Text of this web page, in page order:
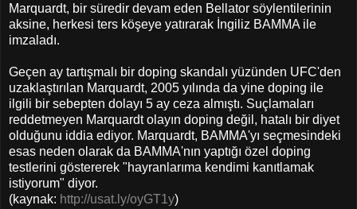
Marquardt, bir süredir devam eden Bellator söylentilerinin
aksine, herkesi ters köşeye yatırarak İngiliz BAMMA ile
imzaladı.
Geçen ay tartışmalı bir doping skandalı yüzünden UFC'den
uzaklaştırılan Marquardt, 2005 yılında da yine doping ile
ilgili bir sebepten dolayı 5 ay ceza almıştı. Suçlamaları
reddetmeyen Marquardt olayın doping değil, hatalı bir diyet
olduğunu iddia ediyor. Marquardt, BAMMA'yı seçmesindeki
esas neden olarak da BAMMA'nın yaptığı özel doping
testlerini göstererek "hayranlarıma kendimi kanıtlamak
istiyorum" diyor.
(kaynak: http://usat.ly/oyGT1y)